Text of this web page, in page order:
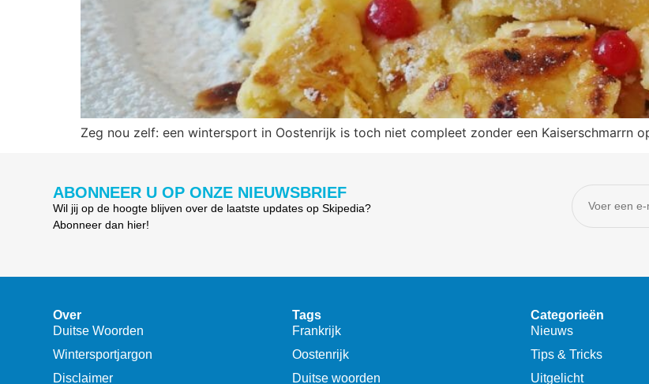
Zeg nou zelf: een wintersport in Oostenrijk is toch niet compleet zonder een Kaiserschmarrn
ABONNEER U OP ONZE NIEUWSBRIEF
Wil jij op de hoogte blijven over de laatste updates op Skipedia?
Abonneer dan hier!
Over
Duitse Woorden
Wintersportjargon
Disclaimer
Tags
Frankrijk
Oostenrijk
Duitse woorden
Categorieën
Nieuws
Tips & Tricks
Uitgelicht